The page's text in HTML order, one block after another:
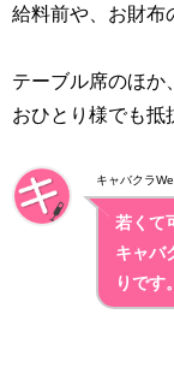
給料前や、お財
テーブル席のほか
おひとり様でも抵
キャバクラ
若くて
キャバ
りです。